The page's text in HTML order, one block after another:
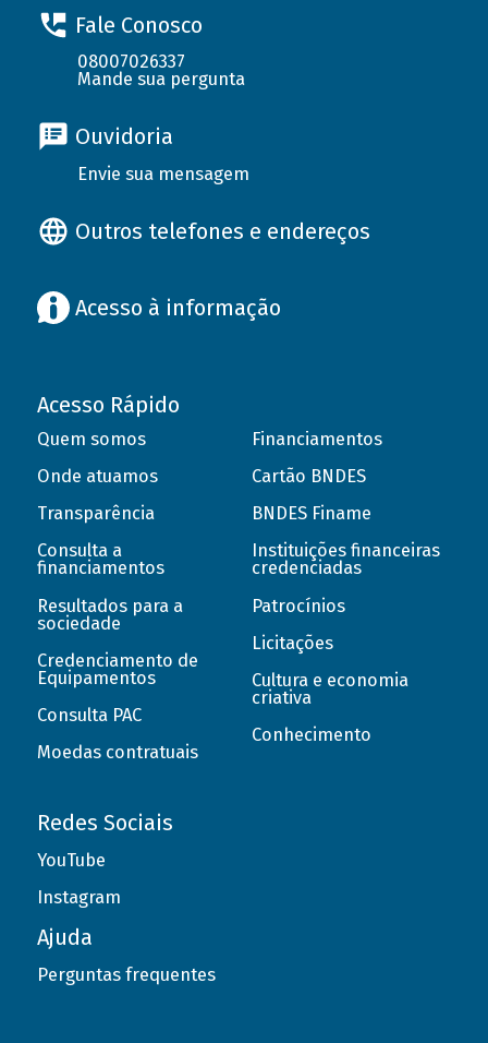
Fale Conosco
08007026337
Mande sua pergunta
Ouvidoria
Envie sua mensagem
Outros telefones e endereços
Acesso à informação
Acesso Rápido
Quem somos
Onde atuamos
Transparência
Consulta a
financiamentos
Resultados para a
sociedade
Credenciamento de
Equipamentos
Consulta PAC
Moedas contratuais
Financiamentos
Cartão BNDES
BNDES Finame
Instituições financeiras
credenciadas
Patrocínios
Licitações
Cultura e economia
criativa
Conhecimento
Redes Sociais
YouTube
Instagram
Ajuda
Perguntas frequentes